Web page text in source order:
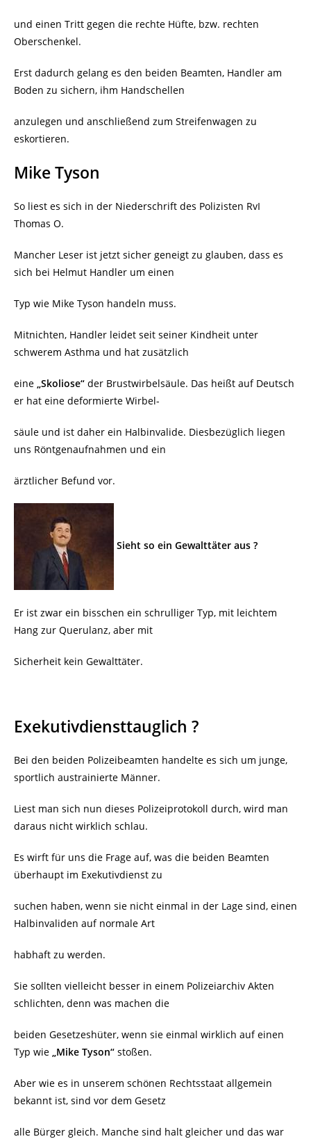
und einen Tritt gegen die rechte Hüfte, bzw. rechten
Oberschenkel.
Erst dadurch gelang es den beiden Beamten, Handler am
Boden zu sichern, ihm Handschellen
anzulegen und anschließend zum Streifenwagen zu
eskortieren.
Mike Tyson
So liest es sich in der Niederschrift des Polizisten RvI
Thomas O.
Mancher Leser ist jetzt sicher geneigt zu glauben, dass es
sich bei Helmut Handler um einen
Typ wie Mike Tyson handeln muss.
Mitnichten, Handler leidet seit seiner Kindheit unter
schwerem Asthma und hat zusätzlich
eine „Skoliose“ der Brustwirbelsäule. Das heißt auf Deutsch
er hat eine deformierte Wirbel-
säule und ist daher ein Halbinvalide. Diesbezüglich liegen
uns Röntgenaufnahmen und ein
ärztlicher Befund vor.
Sieht so ein Gewalttäter aus ?
Er ist zwar ein bisschen ein schrulliger Typ, mit leichtem
Hang zur Querulanz, aber mit
Sicherheit kein Gewalttäter.
Exekutivdiensttauglich ?
Bei den beiden Polizeibeamten handelte es sich um junge,
sportlich austrainierte Männer.
Liest man sich nun dieses Polizeiprotokoll durch, wird man
daraus nicht wirklich schlau.
Es wirft für uns die Frage auf, was die beiden Beamten
überhaupt im Exekutivdienst zu
suchen haben, wenn sie nicht einmal in der Lage sind, einen
Halbinvaliden auf normale Art
habhaft zu werden.
Sie sollten vielleicht besser in einem Polizeiarchiv Akten
schlichten, denn was machen die
beiden Gesetzeshüter, wenn sie einmal wirklich auf einen
Typ wie „Mike Tyson“ stoßen.
Aber wie es in unserem schönen Rechtsstaat allgemein
bekannt ist, sind vor dem Gesetz
alle Bürger gleich. Manche sind halt gleicher und das war